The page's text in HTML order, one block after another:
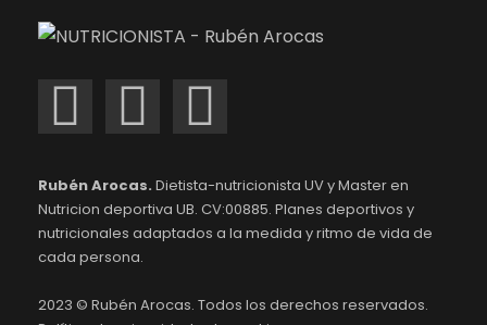
Rubén Arocas. Dietista-nutricionista UV y Master en
Nutricion deportiva UB. CV:00885. Planes deportivos y
nutricionales adaptados a la medida y ritmo de vida de
cada persona.
2023 © Rubén Arocas. Todos los derechos reservados.